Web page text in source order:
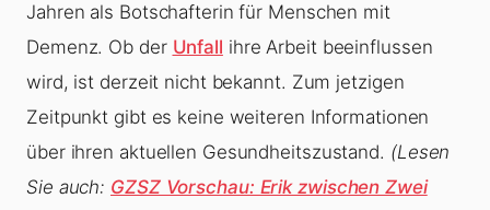
Jahren als Botschafterin für Menschen mit
Demenz. Ob der Unfall ihre Arbeit beeinflussen
wird, ist derzeit nicht bekannt. Zum jetzigen
Zeitpunkt gibt es keine weiteren Informationen
über ihren aktuellen Gesundheitszustand. (Lesen
Sie auch: GZSZ Vorschau: Erik zwischen Zwei